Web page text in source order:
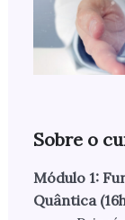
Sobre o
Módulo 1:
Quântica